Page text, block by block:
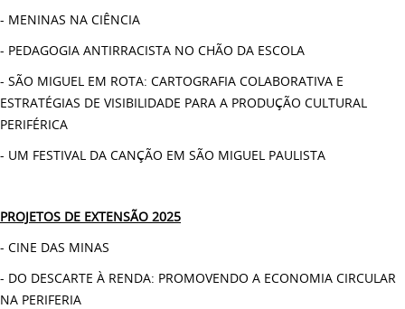
- MENINAS NA CIÊNCIA
- PEDAGOGIA ANTIRRACISTA NO CHÃO DA ESCOLA
- SÃO MIGUEL EM ROTA: CARTOGRAFIA COLABORATIVA E
ESTRATÉGIAS DE VISIBILIDADE PARA A PRODUÇÃO CULTURAL
PERIFÉRICA
- UM FESTIVAL DA CANÇÃO EM SÃO MIGUEL PAULISTA
PROJETOS DE EXTENSÃO 2025
- CINE DAS MINAS
- DO DESCARTE À RENDA: PROMOVENDO A ECONOMIA CIRCULAR
NA PERIFERIA